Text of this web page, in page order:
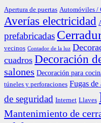
Apertura de puertas Automóviles /
Averías electricidad
prefabricadas
vecinos Contador de la luz
cuadros Decoración
salones Decoración para
túneles y perforaciones Fugas de
de seguridad Internet Llaves
Mantenimiento de